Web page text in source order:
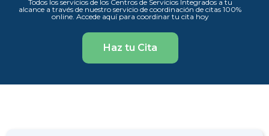
Todos los servicios de los Centros de Servicios Integrados a tu
alcance a través de nuestro servicio de coordinación de citas 100%
online. Accede aquí para coordinar tu cita hoy
Haz tu Cita